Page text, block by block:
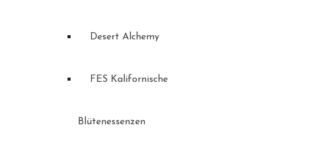
Desert Alchemy
FES Kalifornische
Blütenessenzen